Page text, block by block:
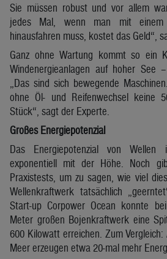
Sie müssen robust und vor allem
jedes Mal, wenn man mit einem
hinausfahren muss, kostet das Geld“,
Ganz ohne Wartung kommt so ein
Windenergieanlagen auf hoher See
„Das sind sich bewegende
ohne Öl- und Reifenwechsel keine
Stück“, sagt der Experte.
Großes Energiepotenzial
Das Energiepotenzial von
exponentiell mit der Höhe. Noch
Praxistests, um zu sagen, wie viel
Wellenkraftwerk tatsächlich
Start-up Corpower Ocean konnte
Meter großen Bojenkraftwerk eine
600 Kilowatt erreichen. Zum
Meer erzeugen etwa 20-mal mehr